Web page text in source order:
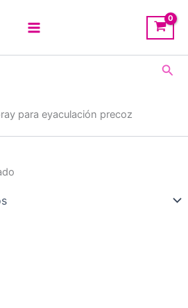
para eyaculación precoz